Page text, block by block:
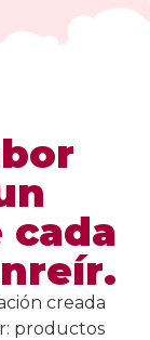
cada
creada
productos